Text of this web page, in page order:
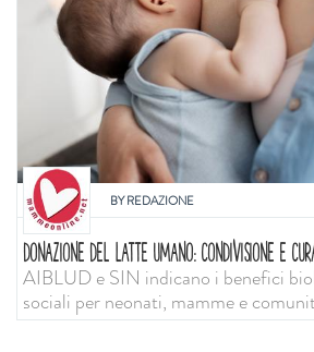
BYREDAZIONE
DONAZIONE DEL LATTE UMANO: CONDIVISIONE E
AIBLUD e SIN indicano i benefici
sociali per neonati, mamme e